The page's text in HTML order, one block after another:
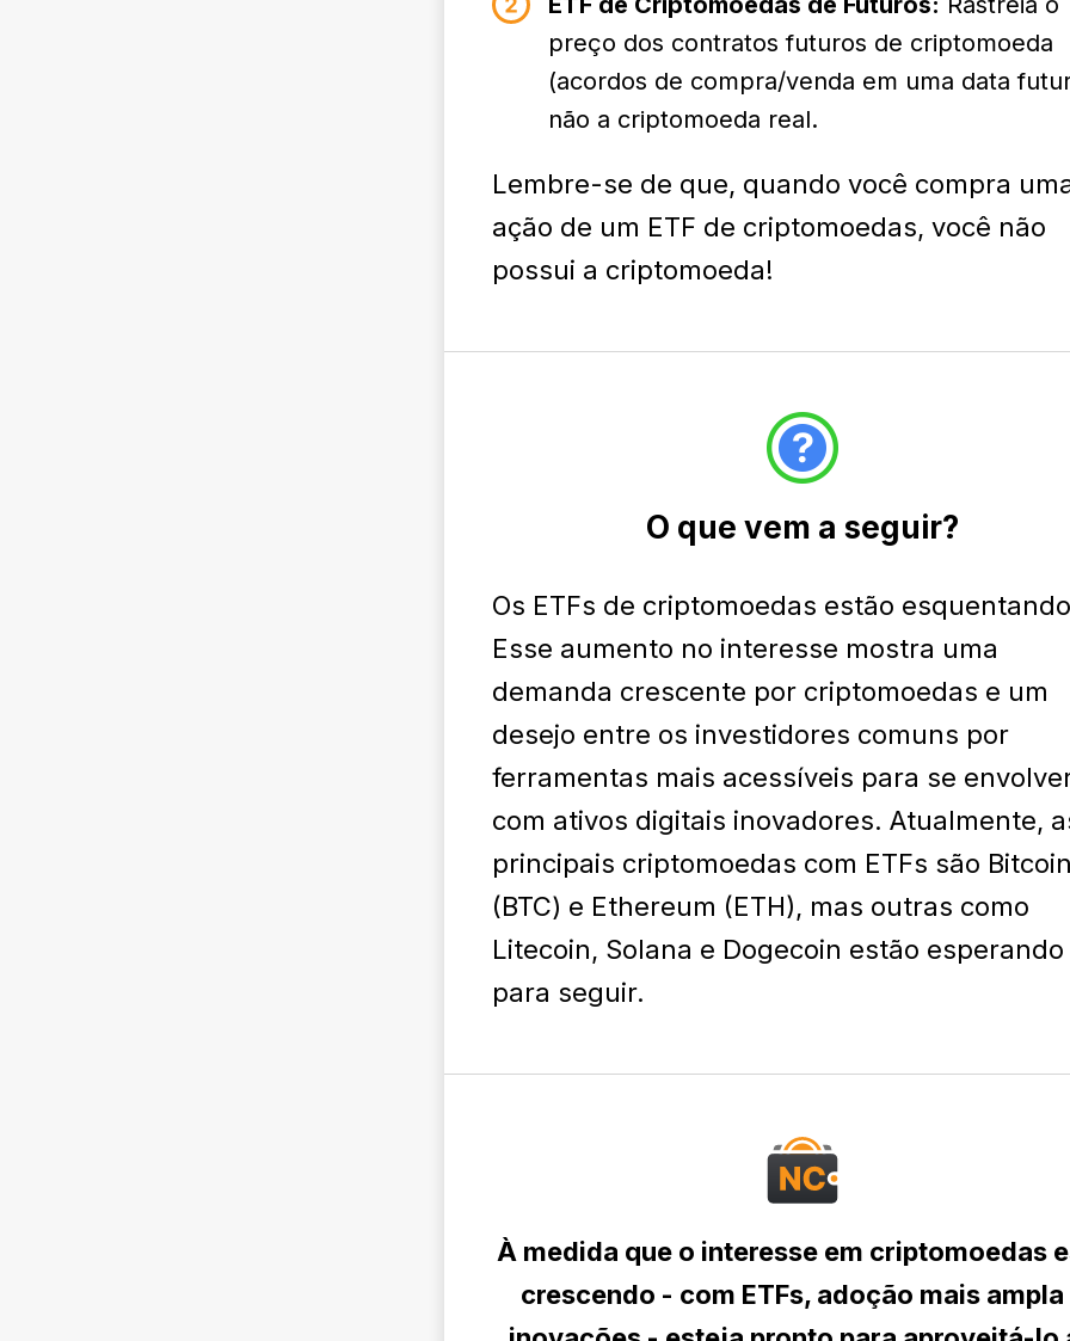
preço dos contratos futuros de criptomoeda
(acordos de compra/venda em uma data
não a criptomoeda real.
Lembre-se de que, quando você compra
ação de um ETF de criptomoedas, você não
possui a criptomoeda!
O que vem a seguir?
Os ETFs de criptomoedas estão
Esse aumento no interesse mostra uma
demanda crescente por criptomoedas e um
desejo entre os investidores comuns por
ferramentas mais acessíveis para se
com ativos digitais inovadores. Atualmente,
principais criptomoedas com ETFs são
(BTC) e Ethereum (ETH), mas outras como
Litecoin, Solana e Dogecoin estão esperando
para seguir.
À medida que o interesse em criptomoedas
crescendo - com ETFs, adoção mais ampla